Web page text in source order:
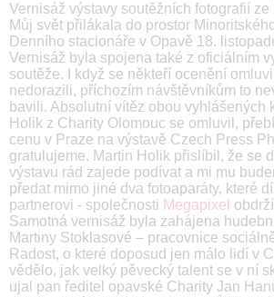
Vernisáž výstavy soutěžních fotografií ze
Můj svět přilákala do prostor
Denního stacionáře v Opavě 18.
Vernisáž byla spojena také z oficiálním
soutěže. I když se někteří ocenění
nedorazili, příchozím návštěvníkům to
bavili. Absolutní vítěz obou vyhlášených
Holik z Charity Olomouc se omluvil,
cenu v Praze na výstavě Czech Press
gratulujeme. Martin Holik přislíbil, že se
výstavu rád zajede podívat a mi mu
předat mimo jiné dva fotoaparáty, které
partnerovi - společnosti Megapixel
Samotná vernisáž byla zahájena
Martiny Stoklasové – pracovnice
Radost, o které doposud jen málo lidí v
vědělo, jak velký pěvecký talent se v ní
ujal pan ředitel opavské Charity Jan